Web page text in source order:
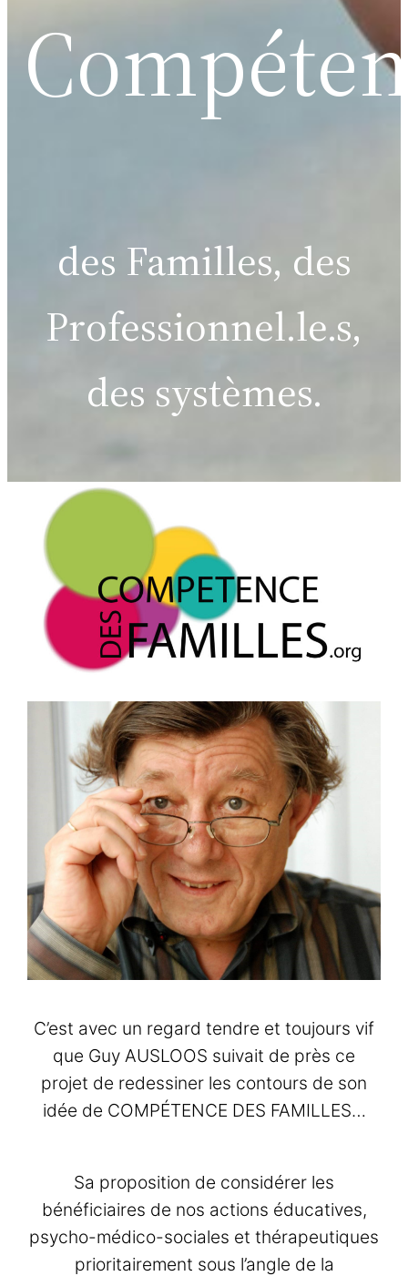
des Familles, des
Professionnel.le.s,
des systèmes.
C’est avec un regard tendre et toujours vif
que Guy AUSLOOS suivait de près ce
projet de redessiner les contours de son
idée de COMPÉTENCE DES FAMILLES…
Sa proposition de considérer les
bénéficiaires de nos actions éducatives,
psycho-médico-sociales et thérapeutiques
prioritairement sous l’angle de la